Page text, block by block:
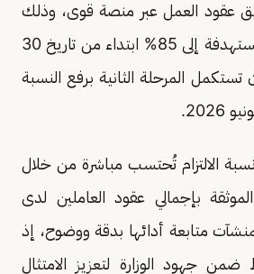
عقود العمل عبر منصة قوى، وذلك
برفع نسبة الالتزام المستهدفة إلى 85% ابتداء من تاريخ 30
على أن تستكمل المرحلة الثانية برفع النسبة
الالتزام تُحتسب مباشرة من خلال
بإجمالي عقود العاملين لدى
متابعة أدائها بدقة ووضوح، إذ
جهود الوزارة لتعزيز الامتثال